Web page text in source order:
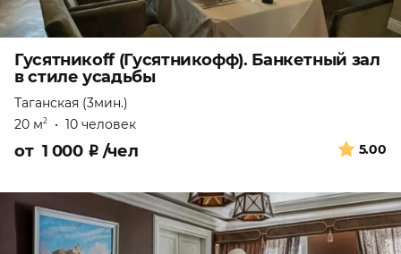
Гусятникоff (Гусятникофф). Банкетный зал
в стиле усадьбы
Таганская (3мин.)
20 м2 • 10 человек
5.00
от 1 000 ₽ /чел